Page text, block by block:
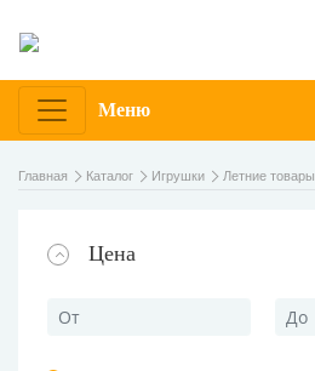
Меню
Главная Каталог Игрушки Летние товары
Цена